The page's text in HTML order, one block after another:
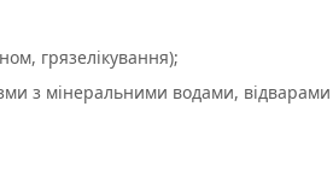
грязелікування);
з мінеральними водами, відварами